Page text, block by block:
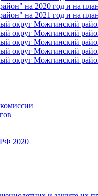
на 2020 год и на
на 2021 год и на
Можгинский район
Можгинский район
Можгинский
Можгинский
Можгинский
2020